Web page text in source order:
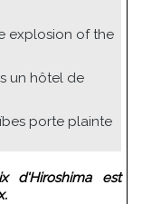
explosion of the
un hôtel de
porte plainte